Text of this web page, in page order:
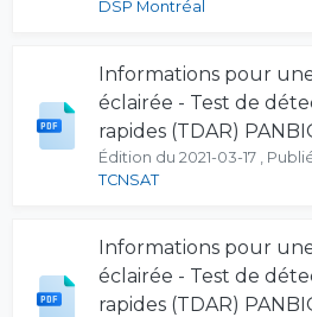
DSP Montréal
Informations pour
éclairée - Test de
rapides (TDAR)
Édition du 2021-03-17 ,
TCNSAT
Informations pour
éclairée - Test de
rapides (TDAR)